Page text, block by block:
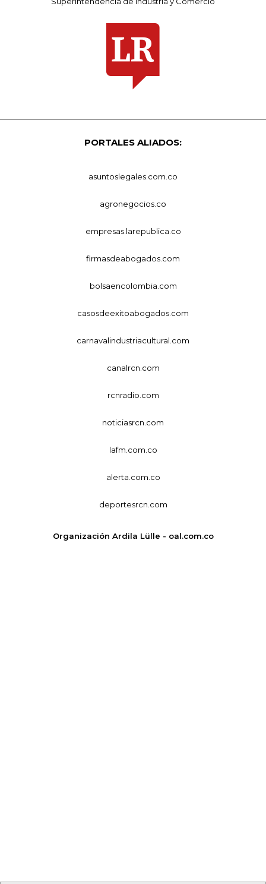
PORTALES ALIADOS:
asuntoslegales.com.co
agronegocios.co
empresas.larepublica.co
firmasdeabogados.com
bolsaencolombia.com
casosdeexitoabogados.com
carnavalindustriacultural.com
canalrcn.com
rcnradio.com
noticiasrcn.com
lafm.com.co
alerta.com.co
deportesrcn.com
Organización Ardila Lülle - oal.com.co